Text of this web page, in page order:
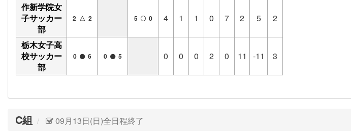
作新学院女
子サッカー
部
2 △ 2 5 0 4 1 1 0 7 2 5 2
栃木女子高
校サッカー
部
0 6 0 5 0 0 0 2 0 11 -11 3
C組 09月13日(日)全日程終了